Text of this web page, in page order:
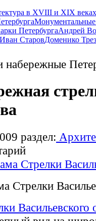
в XVIII и XIX веках
ПетербургаАндрей
Иван СтаровДоменико
раздел:
Стрелки
Васильевского